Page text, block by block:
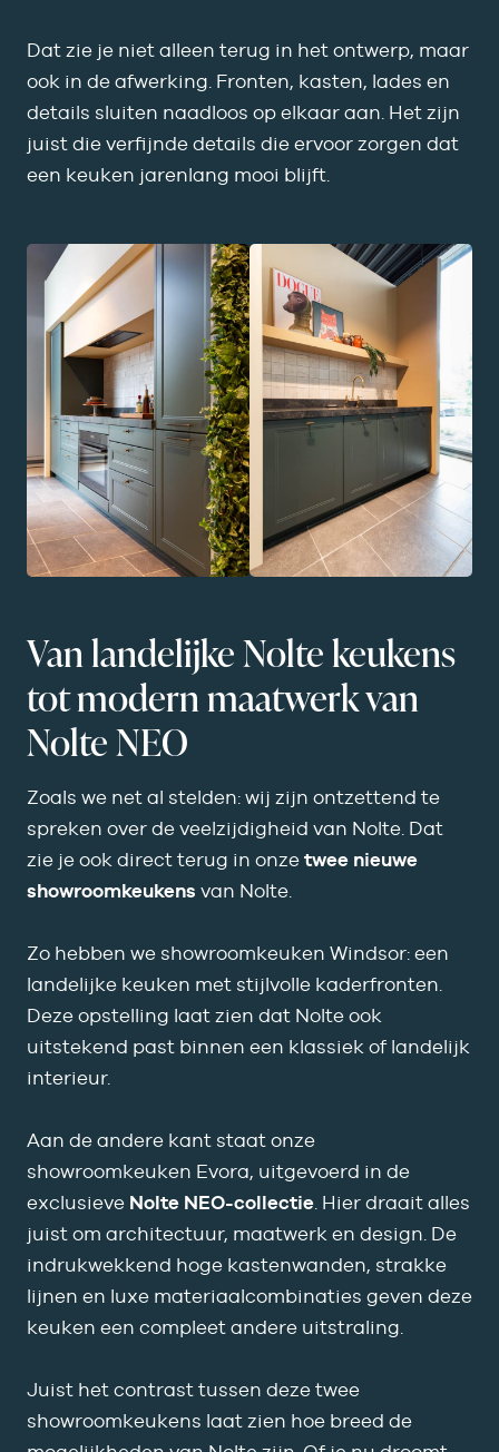
Dat zie je niet alleen terug in het ontwerp, maar
ook in de afwerking. Fronten, kasten, lades en
details sluiten naadloos op elkaar aan. Het zijn
juist die verfijnde details die ervoor zorgen dat
een keuken jarenlang mooi blijft.
Van landelijke Nolte keukens
tot modern maatwerk van
Nolte NEO
Zoals we net al stelden: wij zijn ontzettend te
spreken over de veelzijdigheid van Nolte. Dat
zie je ook direct terug in onze twee nieuwe
showroomkeukens van Nolte.
Zo hebben we showroomkeuken Windsor: een
landelijke keuken met stijlvolle kaderfronten.
Deze opstelling laat zien dat Nolte ook
uitstekend past binnen een klassiek of landelijk
interieur.
Aan de andere kant staat onze
showroomkeuken Evora, uitgevoerd in de
exclusieve Nolte NEO-collectie . Hier draait alles
juist om architectuur, maatwerk en design. De
indrukwekkend hoge kastenwanden, strakke
lijnen en luxe materiaalcombinaties geven deze
keuken een compleet andere uitstraling.
Juist het contrast tussen deze twee
showroomkeukens laat zien hoe breed de